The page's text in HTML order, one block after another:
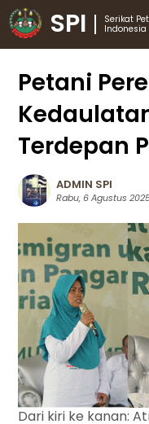
SPI
Serikat
Indonesia
Petani
Terdepan
ADMIN SPI
Rabu, 6 Agustus
Dari kiri ke kanan: